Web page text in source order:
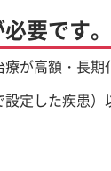
要です。
が高額・長
定した疾患